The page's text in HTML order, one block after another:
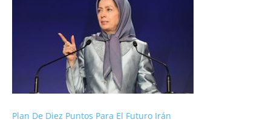
Plan De Diez Puntos Para El Futuro Irán